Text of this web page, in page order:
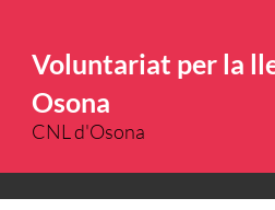
Voluntariat per la
Osona
CNL d'Osona